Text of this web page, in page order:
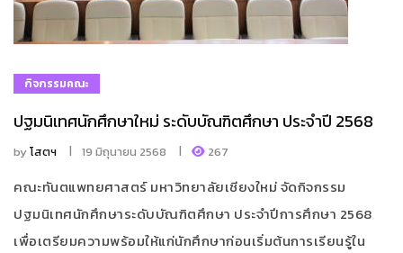
กิจกรรมคณะ
ปฐมนิเทศนักศึกษาใหม่ ระดับบัณฑิตศึกษา ประจำปี 2568
byโสตฯ 19 มิถุนายน 2568 267
คณะทันตแพทยศาสตร์ มหาวิทยาลัยเชียงใหม่ จัดกิจกรรม
ปฐมนิเทศนักศึกษาระดับบัณฑิตศึกษา ประจำปีการศึกษา 2568
เพื่อเตรียมความพร้อมให้แก่นักศึกษาก่อนเริ่มต้นการเรียนรู้ใน